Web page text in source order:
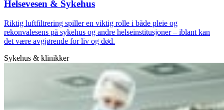
Helsevesen & Sykehus
Riktig luftfiltrering spiller en viktig rolle i både pleie og
rekonvalesens på sykehus og andre helseinstitusjoner – iblant kan
det være avgjørende for liv og død.
Sykehus & klinikker